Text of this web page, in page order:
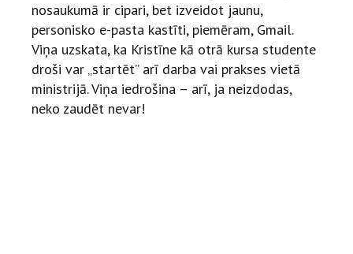
nosaukumā ir cipari, bet izveidot jaunu,
personisko e-pasta kastīti, piemēram, Gmail.
Viņa uzskata, ka Kristīne kā otrā kursa studente
droši var „startēt” arī darba vai prakses vietā
ministrijā. Viņa iedrošina – arī, ja neizdodas,
neko zaudēt nevar!